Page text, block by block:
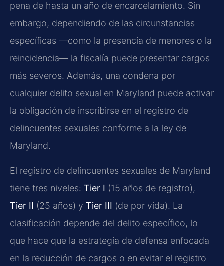
pena de hasta un año de encarcelamiento. Sin
embargo, dependiendo de las circunstancias
específicas —como la presencia de menores o la
reincidencia— la fiscalía puede presentar cargos
más severos. Además, una condena por
cualquier delito sexual en Maryland puede activar
la obligación de inscribirse en el registro de
delincuentes sexuales conforme a la ley de
Maryland.
El registro de delincuentes sexuales de Maryland
tiene tres niveles: Tier I (15 años de registro),
Tier II (25 años) y Tier III (de por vida). La
clasificación depende del delito específico, lo
que hace que la estrategia de defensa enfocada
en la reducción de cargos o en evitar el registro